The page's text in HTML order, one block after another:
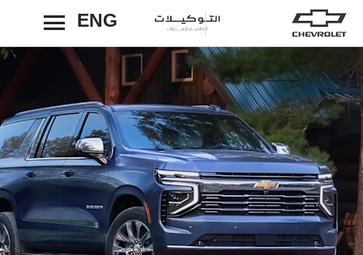
ENG رجوع